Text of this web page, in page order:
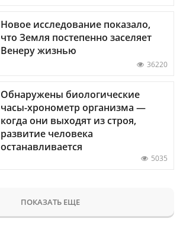
Новое исследование показало,
что Земля постепенно заселяет
Венеру жизнью
36220
Обнаружены биологические
часы-хронометр организма —
когда они выходят из строя,
развитие человека
останавливается
5035
ПОКАЗАТЬ ЕЩЕ